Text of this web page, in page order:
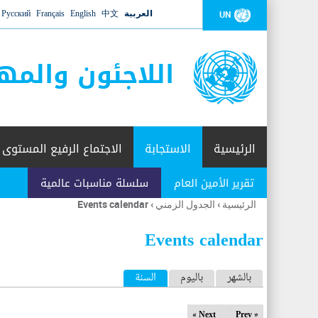
UN العربية 中文
English
Français
Русский
اللاجئون
الرئيسية الاستجابة
تقرير الأمين العام سلسلة مناسبات عالمية
الاجتماع الرفيع المستوى
أنت
هنا
الرئيسية › الجدول الزمني ›
Events calendar
Events calendar
ا
ل
بالشهر باليوم السنة (علامة التبويب النشطة)